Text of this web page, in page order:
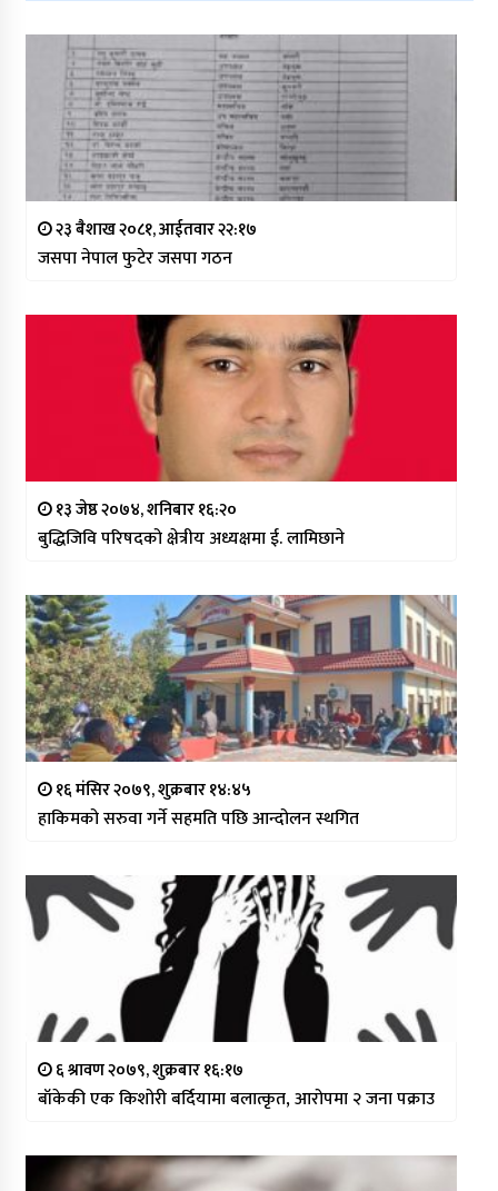
२३ बैशाख २०८१, आईतवार २२:१७
जसपा नेपाल फुटेर जसपा गठन
१३ जेष्ठ २०७४, शनिबार १६:२०
बुद्धिजिवि परिषदको क्षेत्रीय अध्यक्षमा ई. लामिछाने
१६ मंसिर २०७९, शुक्रबार १४:४५
हाकिमको सरुवा गर्ने सहमति पछि आन्दोलन स्थगित
६ श्रावण २०७९, शुक्रबार १६:१७
बाँकेकी एक किशोरी बर्दियामा बलात्कृत, आरोपमा २ जना पक्राउ